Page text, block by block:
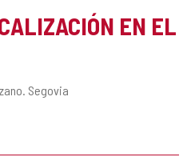
EN EL
Segovia